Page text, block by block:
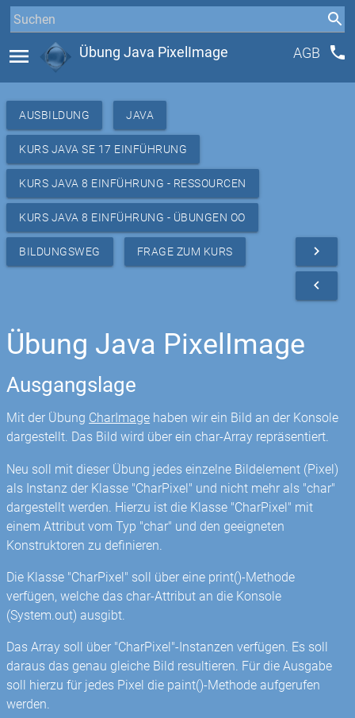
menu Übung Java PixelImage AGB phone
AUSBILDUNG JAVA
KURS JAVA SE 17 EINFÜHRUNG
KURS JAVA 8 EINFÜHRUNG - RESSOURCEN
KURS JAVA 8 EINFÜHRUNG - ÜBUNGEN OO
BILDUNGSWEG FRAGE ZUM KURS navigate_next
navigate_before
Übung Java PixelImage
Ausgangslage
Mit der Übung CharImage haben wir ein Bild an der Konsole
dargestellt. Das Bild wird über ein char-Array repräsentiert.
Neu soll mit dieser Übung jedes einzelne Bildelement (Pixel)
als Instanz der Klasse "CharPixel" und nicht mehr als "char"
dargestellt werden. Hierzu ist die Klasse "CharPixel" mit
einem Attribut vom Typ "char" und den geeigneten
Konstruktoren zu definieren.
Die Klasse "CharPixel" soll über eine print()-Methode
verfügen, welche das char-Attribut an die Konsole
(System.out) ausgibt.
Das Array soll über "CharPixel"-Instanzen verfügen. Es soll
daraus das genau gleiche Bild resultieren. Für die Ausgabe
soll hierzu für jedes Pixel die paint()-Methode aufgerufen
werden.